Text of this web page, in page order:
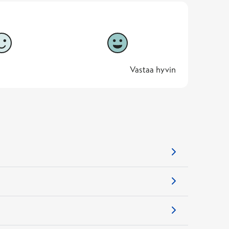
5
Vastaa hyvin
5 -
Vastaa hyvin